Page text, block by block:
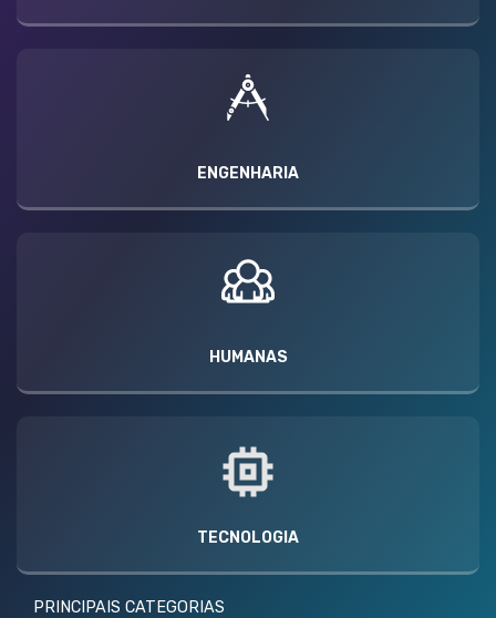
ENGENHARIA
HUMANAS
TECNOLOGIA
PRINCIPAIS CATEGORIAS